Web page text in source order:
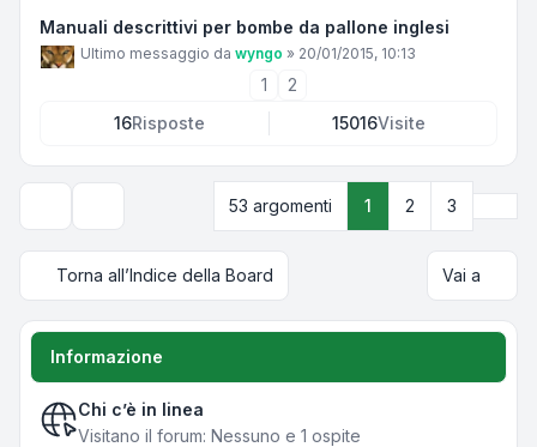
Manuali descrittivi per bombe da pallone inglesi
Ultimo messaggio da wyngo » 20/01/2015, 10:13
1
2
16Risposte 15016Visite
Opzioni di visualizzazione e ordinamento
53 argomenti 1 2 3
Torna all’Indice della Board Vai a
Informazione
Chi c’è in linea
Visitano il forum: Nessuno e 1 ospite